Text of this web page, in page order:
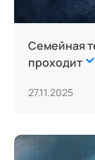
Семейная
проходит
27.11.2025